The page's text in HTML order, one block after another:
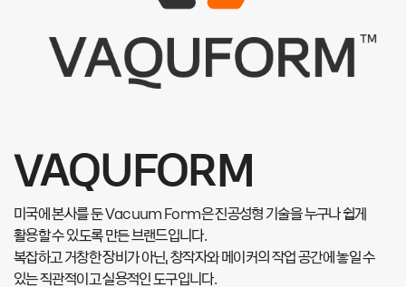
VAQUFORM
미국에 본사를 둔 Vacuum Form은 진공성형 기술을 누구나 쉽게
활용할 수 있도록 만든 브랜드입니다.
복잡하고 거창한 장비가 아닌, 창작자와 메이커의 작업 공간에 놓일 수
있는 직관적이고 실용적인 도구입니다.